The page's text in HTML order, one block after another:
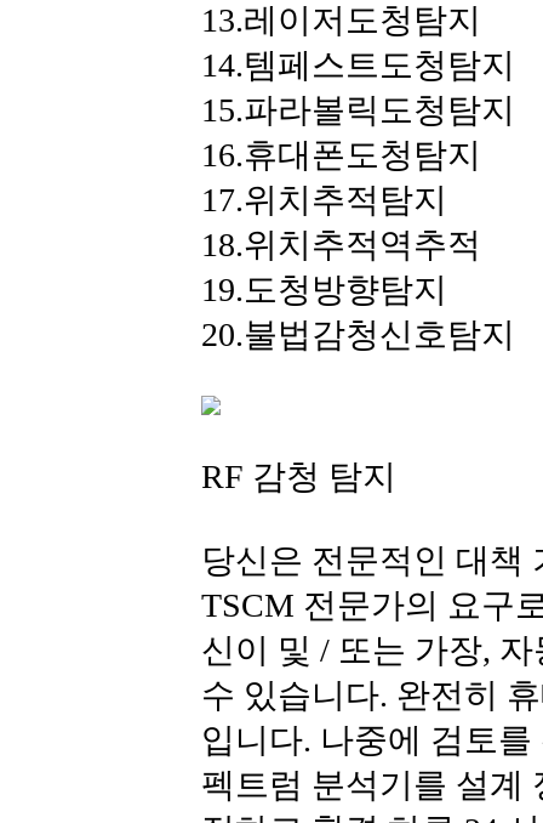
13.레이저도청탐지
14.템페스트도청탐지
15.파라볼릭도청탐지
16.휴대폰도청탐지
17.위치추적탐지
18.위치추적역추적
19.도청방향탐지
20.불법감청신호탐지
RF 감청 탐지
당신은 전문적인 대책
TSCM 전문가의 요구
신이 및 / 또는 가장,
수 있습니다. 완전히
입니다. 나중에 검토
펙트럼 분석기를 설계